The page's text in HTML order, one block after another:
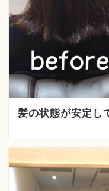
髪の状態が安定し